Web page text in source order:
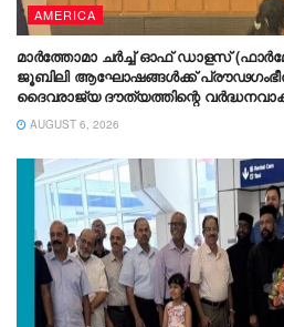
AMERICA
മാർത്തോമാ ചർച്ച് ഓഫ് ഡാളസ്
ജൂബിലി ആഘോഷങ്ങൾക്ക്
ദൈവരാജ്യ ദൗത്യത്തിന്റെ
ഡോ. തിയോഡോഷ്യസ് മാർത്തോമാ
AUGUST 6, 2026